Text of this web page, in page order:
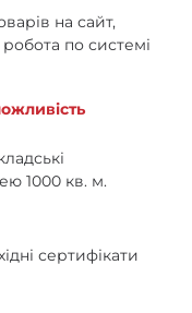
на сайт,
по системі
1000 кв. м.
сертифікати